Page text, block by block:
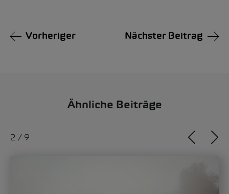
Vorheriger Nächster Beitrag
Ähnliche Beiträge
2 / 9